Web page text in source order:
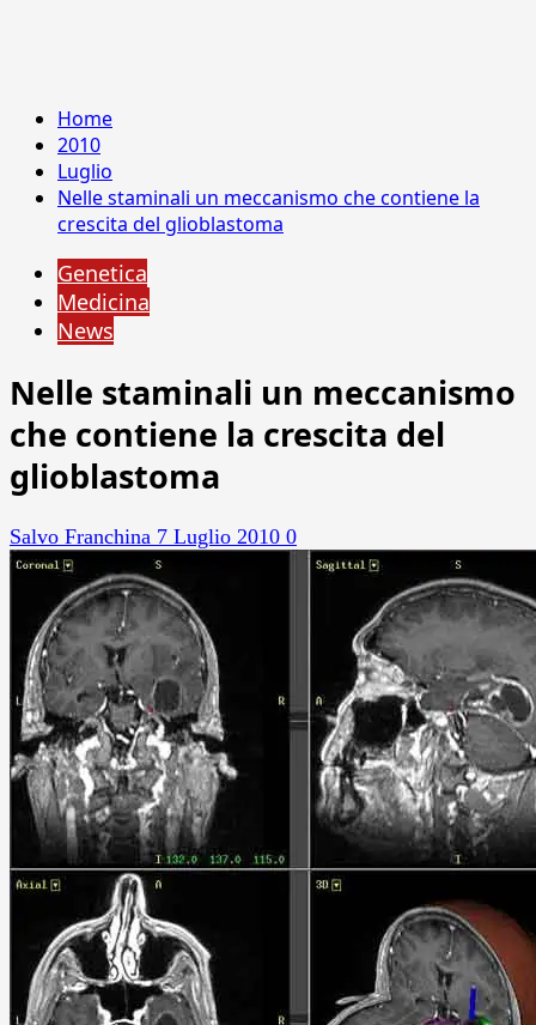
Home
2010
Luglio
Nelle staminali un meccanismo che contiene la
crescita del glioblastoma
Genetica
Medicina
News
Nelle staminali un meccanismo
che contiene la crescita del
glioblastoma
Salvo Franchina 7 Luglio 2010 0